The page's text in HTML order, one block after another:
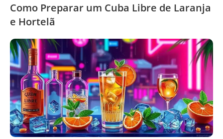
Como Preparar um Cuba Libre de Laranja
e Hortelã